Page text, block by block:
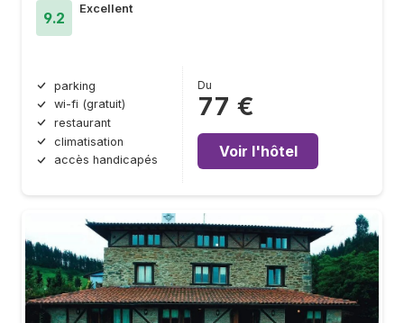
9.2
Excellent
parking
wi-fi (gratuit)
restaurant
climatisation
accès handicapés
Du
77 €
Voir l'hôtel